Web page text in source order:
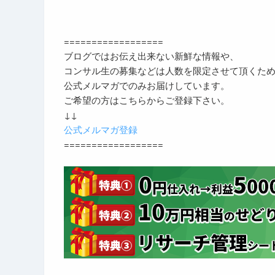
==================
ブログではお伝え出来ない新鮮な情報や、
コンサル生の募集などは人数を限定させて頂くため
公式メルマガでのみお届けしています。
ご希望の方はこちらからご登録下さい。
↓↓
公式メルマガ登録
==================